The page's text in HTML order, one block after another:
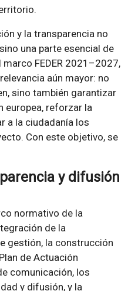
y la transparencia no
una parte esencial de
FEDER 2021–2027,
aún mayor: no
sino también garantizar
europea, reforzar la
a la ciudadanía los
Con este objetivo, se
y difusión
normativo de la
de la
gestión, la construcción
de Actuación
comunicación, los
y difusión, y la